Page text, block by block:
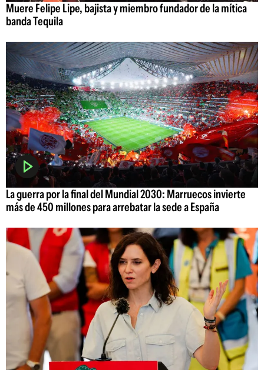
Muere Felipe Lipe, bajista y miembro fundador de la mítica
banda Tequila
La guerra por la final del Mundial 2030: Marruecos invierte
más de 450 millones para arrebatar la sede a España